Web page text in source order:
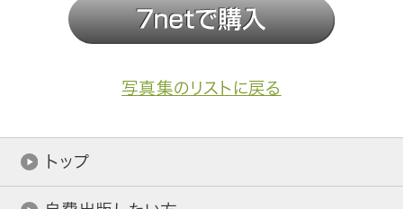
写真集のリストに戻る
トップ